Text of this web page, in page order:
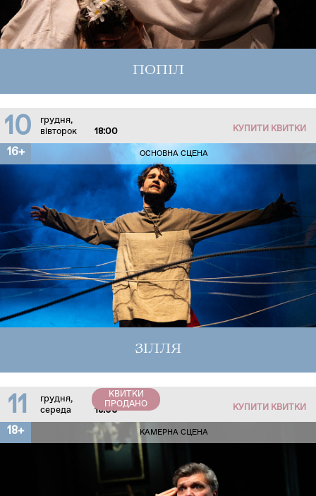
ПОПІЛ
10
грудня,
вівторок
18:00 КУПИТИ КВИТКИ
16+ ОСНОВНА СЦЕНА
ЗІЛЛЯ
11
грудня,
середа
18:00
КВИТКИ
ПРОДАНО
КУПИТИ КВИТКИ
18+ КАМЕРНА СЦЕНА